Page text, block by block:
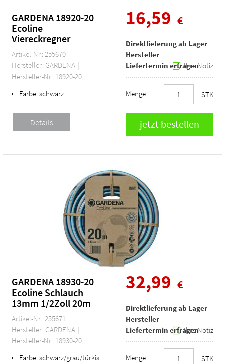
GARDENA 18920-20
Ecoline
Viereckregner
Artikel-Nr.: 255670
Hersteller: GARDENA
Hersteller-Nr.: 18920-20
• Farbe:schwarz
16,59 €
Direktlieferung ab Lager
Hersteller
Liefertermin erfragenIhre Notiz
Menge: STK
GARDENA 18930-20
Ecoline Schlauch
13mm 1/2Zoll 20m
Artikel-Nr.: 255671
Hersteller: GARDENA
Hersteller-Nr.: 18930-20
• Farbe:schwarz/grau/türkis
32,99 €
Direktlieferung ab Lager
Hersteller
Liefertermin erfragenIhre Notiz
Menge: STK